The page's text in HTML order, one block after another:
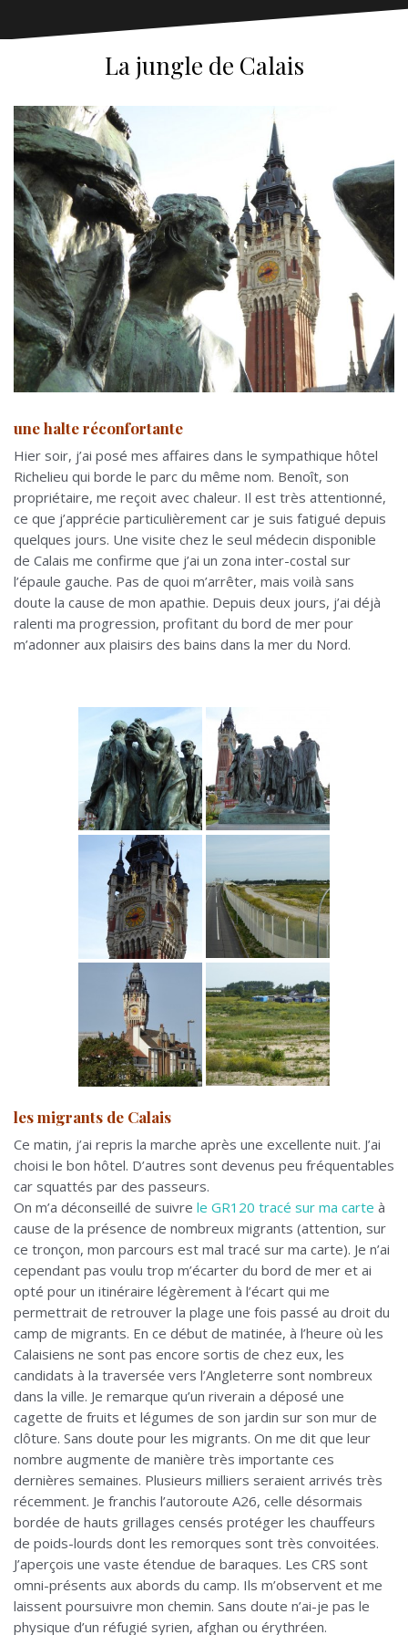
La jungle de Calais
une halte réconfortante
Hier soir, j’ai posé mes affaires dans le sympathique hôtel
Richelieu qui borde le parc du même nom. Benoît, son
propriétaire, me reçoit avec chaleur. Il est très attentionné,
ce que j’apprécie particulièrement car je suis fatigué depuis
quelques jours. Une visite chez le seul médecin disponible
de Calais me confirme que j’ai un zona inter-costal sur
l’épaule gauche. Pas de quoi m’arrêter, mais voilà sans
doute la cause de mon apathie. Depuis deux jours, j’ai déjà
ralenti ma progression, profitant du bord de mer pour
m’adonner aux plaisirs des bains dans la mer du Nord.
les migrants de Calais
Ce matin, j’ai repris la marche après une excellente nuit. J’ai
choisi le bon hôtel. D’autres sont devenus peu fréquentables
car squattés par des passeurs.
On m’a déconseillé de suivre le GR120 tracé sur ma carte à
cause de la présence de nombreux migrants (attention, sur
ce tronçon, mon parcours est mal tracé sur ma carte). Je n’ai
cependant pas voulu trop m’écarter du bord de mer et ai
opté pour un itinéraire légèrement à l’écart qui me
permettrait de retrouver la plage une fois passé au droit du
camp de migrants. En ce début de matinée, à l’heure où les
Calaisiens ne sont pas encore sortis de chez eux, les
candidats à la traversée vers l’Angleterre sont nombreux
dans la ville. Je remarque qu’un riverain a déposé une
cagette de fruits et légumes de son jardin sur son mur de
clôture. Sans doute pour les migrants. On me dit que leur
nombre augmente de manière très importante ces
dernières semaines. Plusieurs milliers seraient arrivés très
récemment. Je franchis l’autoroute A26, celle désormais
bordée de hauts grillages censés protéger les chauffeurs
de poids-lourds dont les remorques sont très convoitées.
J’aperçois une vaste étendue de baraques. Les CRS sont
omni-présents aux abords du camp. Ils m’observent et me
laissent poursuivre mon chemin. Sans doute n’ai-je pas le
physique d’un réfugié syrien, afghan ou érythréen.